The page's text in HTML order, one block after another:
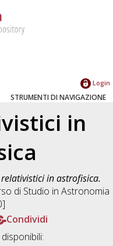
Login
STRUMENTI DI NAVIGAZIONE
in
in astrofisica.
di Studio inAstronomia
Condividi